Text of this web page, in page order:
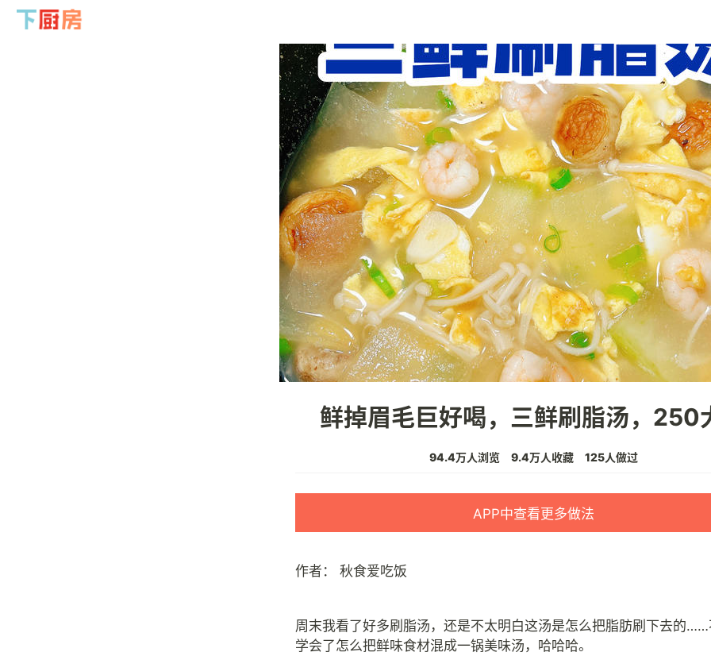
鲜掉眉毛巨好喝，三鲜刷脂汤，250
94.4万人浏览 9.4万人收藏 125人做过
APP中查看更多做法
作者： 秋食爱吃饭
周末我看了好多刷脂汤，还是不太明白这汤是怎么把脂肪刷下去的
学会了怎么把鲜味食材混成一锅美味汤，哈哈哈。